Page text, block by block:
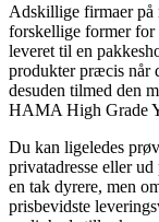
Adskillige firmaer på
forskellige former for
leveret til en
produkter præcis når
desuden tilmed den
HAMA High Grade
Du kan ligeledes
privatadresse eller
en tak dyrere, men
prisbevidste